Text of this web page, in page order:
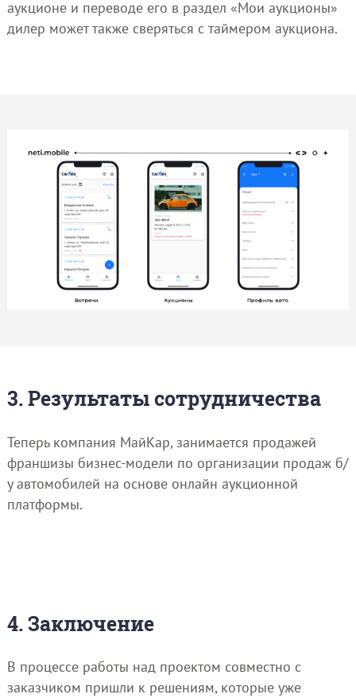
аукционе и переводе его в раздел «Мои аукционы»
дилер может также сверяться с таймером аукциона.
3. Результаты сотрудничества
Теперь компания МайКар, занимается продажей
франшизы бизнес-модели по организации продаж б/
у автомобилей на основе онлайн аукционной
платформы.
4. Заключение
В процессе работы над проектом совместно с
заказчиком пришли к решениям, которые уже